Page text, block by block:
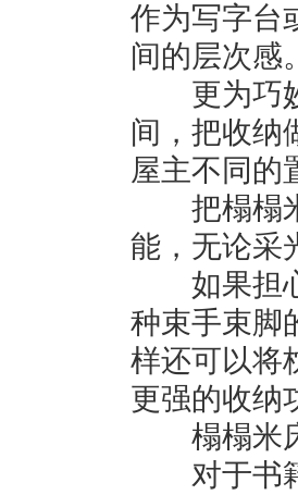
作为写字台
间的层次感。
更为巧妙
间，把收纳
屋主不同的
把榻榻米
能，无论采
如果担心
种束手束脚
样还可以将
更强的收纳
榻榻米
对于书籍